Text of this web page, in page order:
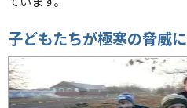
子どもたちが極寒の脅威に